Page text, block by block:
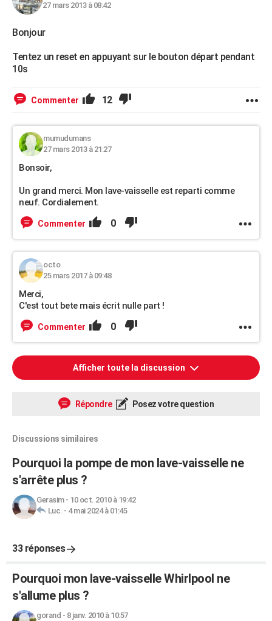
27 mars 2013 à 08:42
Bonjour
Tentez un reset en appuyant sur le bouton départ pendant
10s
Commenter 12
mumudumans
27 mars 2013 à 21:27
Bonsoir,
Un grand merci. Mon lave-vaisselle est reparti comme
neuf. Cordialement.
Commenter 0
octo
25 mars 2017 à 09:48
Merci,
C'est tout bete mais écrit nulle part !
Commenter 0
Afficher toute la discussion
Répondre Posez votre question
Discussions similaires
Pourquoi la pompe de mon lave-vaisselle ne
s'arrête plus ?
Gerasim- 10 oct. 2010 à 19:42
Luc. - 4 mai 2024 à 01:45
33 réponses
Pourquoi mon lave-vaisselle Whirlpool ne
s'allume plus ?
gorand - 8 janv. 2010 à 10:57